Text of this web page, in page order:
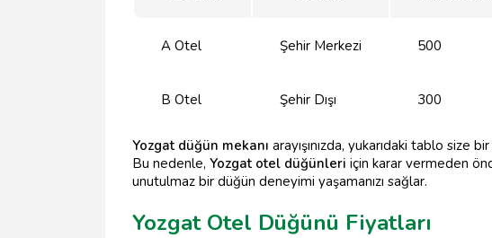
A Otel Şehir Merkezi 500
B Otel Şehir Dışı 300
Yozgat düğün mekanı arayışınızda, yukarıdaki tablo size
Bu nedenle, Yozgat otel düğünleri için karar vermeden
unutulmaz bir düğün deneyimi yaşamanızı sağlar.
Yozgat Otel Düğünü Fiyatları